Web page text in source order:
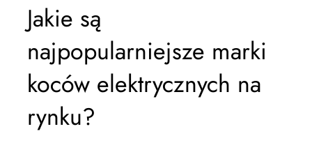
Jakie są
najpopularniejsze marki
koców elektrycznych na
rynku?